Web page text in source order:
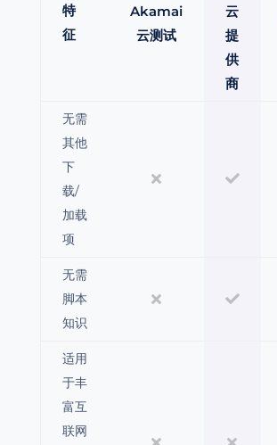
特
征
Akamai
云测试
云
提
供
商
无需
其他
下
载/
加载
项
无需
脚本
知识
适用
于丰
富互
联网